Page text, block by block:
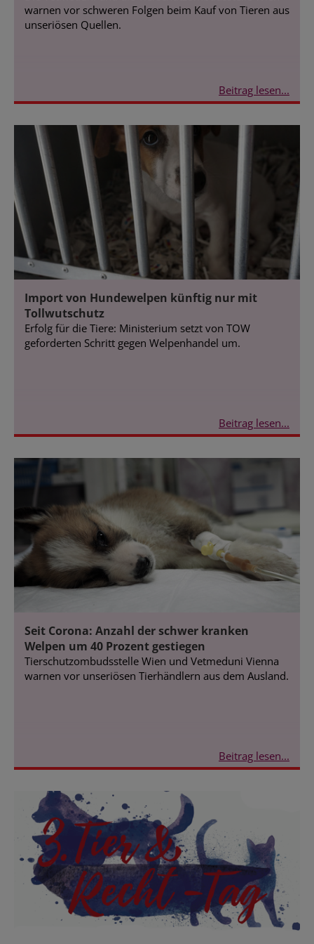
warnen vor schweren Folgen beim Kauf von Tieren aus
unseriösen Quellen.
Beitrag lesen...
Import von Hundewelpen künftig nur mit
Tollwutschutz
Erfolg für die Tiere: Ministerium setzt von TOW
geforderten Schritt gegen Welpenhandel um.
Beitrag lesen...
Seit Corona: Anzahl der schwer kranken
Welpen um 40 Prozent gestiegen
Tierschutzombudsstelle Wien und Vetmeduni Vienna
warnen vor unseriösen Tierhändlern aus dem Ausland.
Beitrag lesen...